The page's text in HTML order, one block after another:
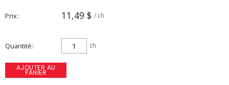
Prix 11,49 $ / ch
Quantité ch
AJOUTER AU
PANIER